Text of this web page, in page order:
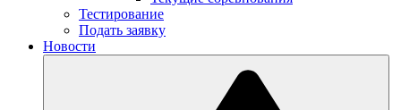
Тестирование
Подать заявку
Новости